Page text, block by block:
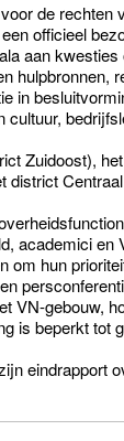
de
officieel
aan
hulpbronnen,
in
cultuur,
Zuidoost),
district
academici
om hun
VN-gebouw,
is beperkt tot
eindrapport